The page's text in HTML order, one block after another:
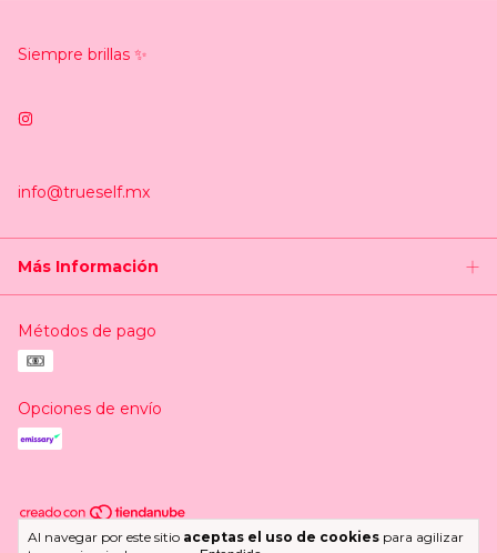
Al navegar por este sitio aceptas el uso de cookies para agilizar
Siempre brillas ✨
info@trueself.mx
Más Información
Métodos de pago
Opciones de envío
Copyright Trueself.mx - 2026. Todos los derechos reservados.